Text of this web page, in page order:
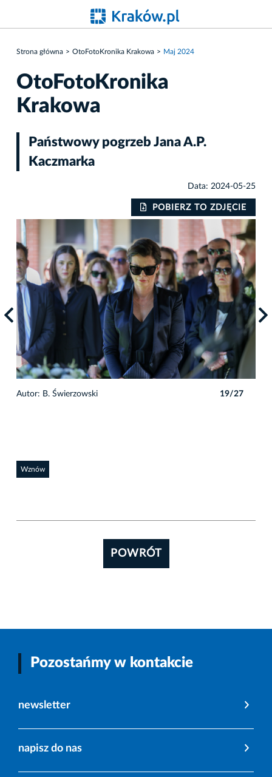
Strona główna OtoFotoKronika Krakowa Maj 2024
OtoFotoKronika
Krakowa
Państwowy pogrzeb Jana A.P.
Kaczmarka
Data: 2024-05-25
POBIERZ TO ZDJĘCIE
Autor: B. Świerzowski 19/27
Wznów
POWRÓT
Pozostańmy w kontakcie
newsletter
napisz do nas